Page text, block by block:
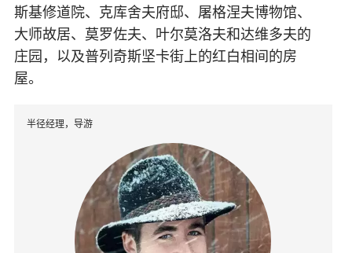
斯基修道院、克库舍夫府邸、屠格涅夫博物馆、
大师故居、莫罗佐夫、叶尔莫洛夫和达维多夫的
庄园，以及普列奇斯坚卡街上的红白相间的房
屋。
半径经理，导游